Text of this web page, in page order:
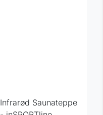
Infrarød Saunateppe